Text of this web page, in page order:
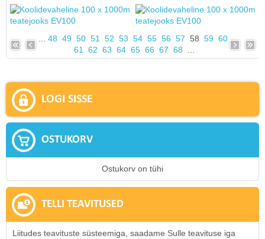
48 49 50 51 52 53 54 55 56 57 58 59 60
61
62 63 64 65 66 67 68
LOGI SISSE
OSTUKORV
Ostukorv on tühi
TELLI TEAVITUSED
Liitudes teavituste süsteemiga, saadame Sulle teavituse iga